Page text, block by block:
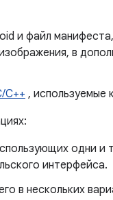
и файл
в
C++ , используемые
одни и
интерфейса.
в нескольких